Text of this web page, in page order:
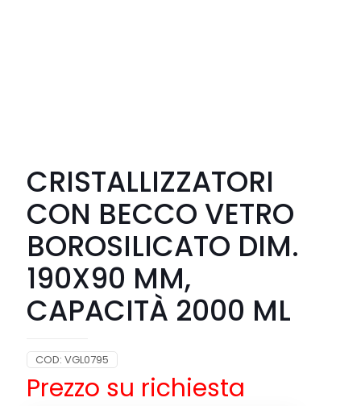
CRISTALLIZZATORI
CON BECCO VETRO
BOROSILICATO DIM.
190X90 MM,
CAPACITÀ 2000 ML
COD: VGL0795
Prezzo su richiesta